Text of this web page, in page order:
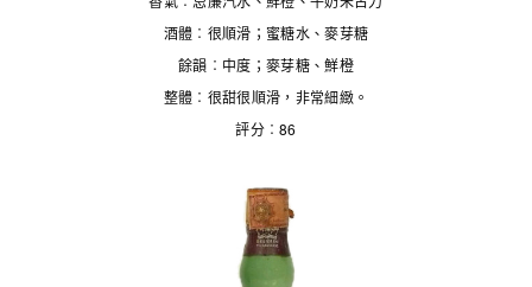
酒體︰很順滑；蜜糖水、麥芽糖
餘韻︰中度；麥芽糖、鮮橙
整體︰很甜很順滑，非常細緻。
評分︰86